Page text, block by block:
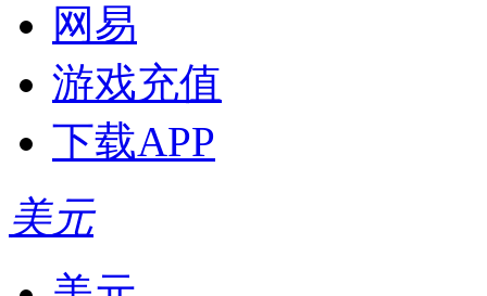
网易
游戏充值
下载APP
美元